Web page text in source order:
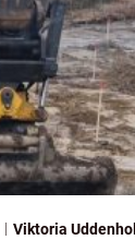
Viktoria